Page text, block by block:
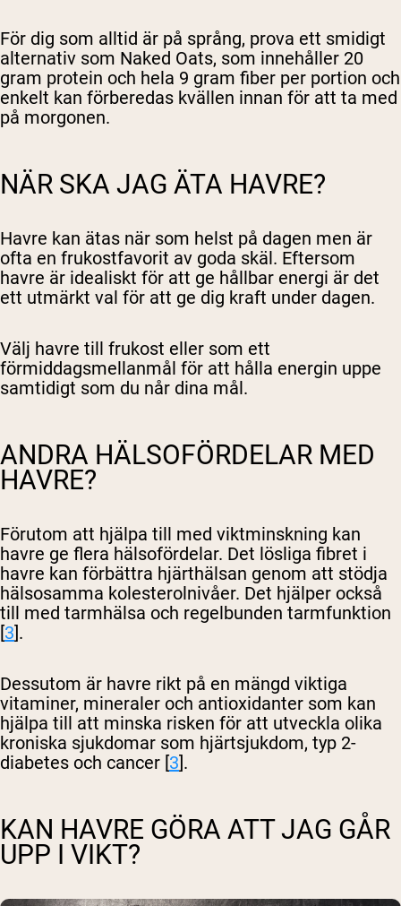
För dig som alltid är på språng, prova ett smidigt
alternativ som Naked Oats, som innehåller 20
gram protein och hela 9 gram fiber per portion och
enkelt kan förberedas kvällen innan för att ta med
på morgonen.
NÄR SKA JAG ÄTA HAVRE?
Havre kan ätas när som helst på dagen men är
ofta en frukostfavorit av goda skäl. Eftersom
havre är idealiskt för att ge hållbar energi är det
ett utmärkt val för att ge dig kraft under dagen.
Välj havre till frukost eller som ett
förmiddagsmellanmål för att hålla energin uppe
samtidigt som du når dina mål.
ANDRA HÄLSOFÖRDELAR MED
HAVRE?
Förutom att hjälpa till med viktminskning kan
havre ge flera hälsofördelar. Det lösliga fibret i
havre kan förbättra hjärthälsan genom att stödja
hälsosamma kolesterolnivåer. Det hjälper också
till med tarmhälsa och regelbunden tarmfunktion
[3].
Dessutom är havre rikt på en mängd viktiga
vitaminer, mineraler och antioxidanter som kan
hjälpa till att minska risken för att utveckla olika
kroniska sjukdomar som hjärtsjukdom, typ 2-
diabetes och cancer [3].
KAN HAVRE GÖRA ATT JAG GÅR
UPP I VIKT?